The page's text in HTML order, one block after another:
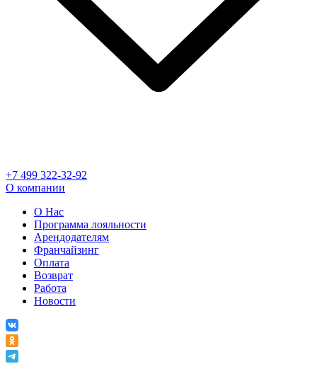
+7 499 322-32-92
О компании
О Нас
Программа лояльности
Арендодателям
Франчайзинг
Оплата
Возврат
Работа
Новости